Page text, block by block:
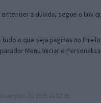
entender a dúvida, segue o link
tudo o que seja paginas no
Menu Iniciar e